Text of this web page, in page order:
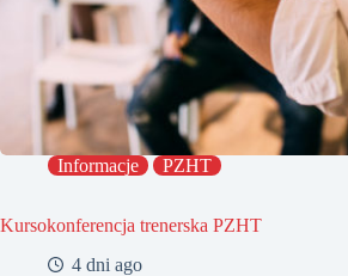
Informacje PZHT
Kursokonferencja trenerska PZHT
4 dni ago